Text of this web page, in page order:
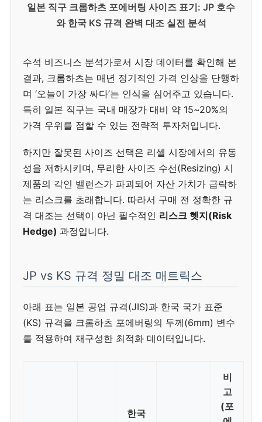
일본 직구 크롬하츠 포에버링 사이즈 표기: JP 호수
와 한국 KS 규격 완벽 대조 실전 분석
수석 비즈니스 분석가로서 시장 데이터를 확인해 본
결과, 크롬하츠는 매년 정기적인 가격 인상을 단행하
며 ‘오늘이 가장 싸다’는 인식을 심어주고 있습니다.
특히 일본 직구는 국내 매장가 대비 약 15~20%의
가격 우위를 점할 수 있는 전략적 투자처입니다.
하지만 잘못된 사이즈 선택은 리셀 시장에서의 유동
성을 저하시키며, 무리한 사이즈 수선(Resizing) 시
제품의 각인 밸런스가 파괴되어 자산 가치가 급락하
는 리스크를 초래합니다. 따라서 구매 전 정확한 규
격 대조는 선택이 아닌 필수적인 리스크 헷지(Risk
Hedge) 과정입니다.
JP vs KS 규격 정밀 대조 매트릭스
아래 표는 일본 공업 규격(JIS)과 한국 국가 표준
(KS) 규격을 크롬하츠 포에버링의 두께(6mm) 변수
를 적용하여 재구성한 최적화 데이터입니다.
한국
비
고
(포